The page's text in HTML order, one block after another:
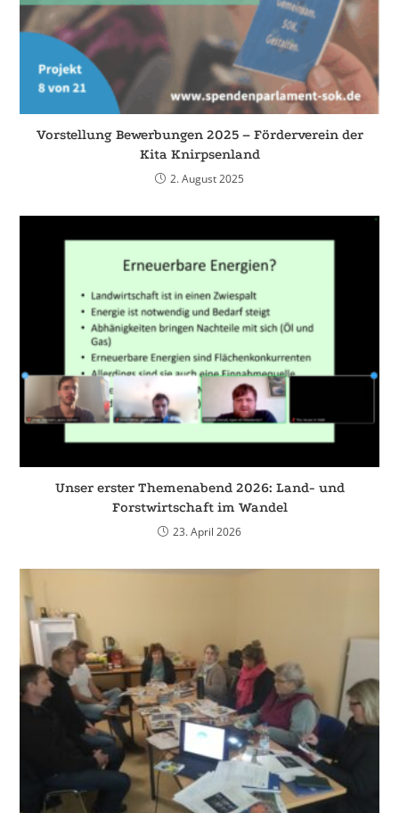
Vorstellung Bewerbungen 2025 – Förderverein der
Kita Knirpsenland
2. August 2025
Unser erster Themenabend 2026: Land- und
Forstwirtschaft im Wandel
23. April 2026